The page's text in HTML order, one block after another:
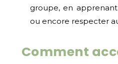
groupe, en
ou encore respecter
Comment